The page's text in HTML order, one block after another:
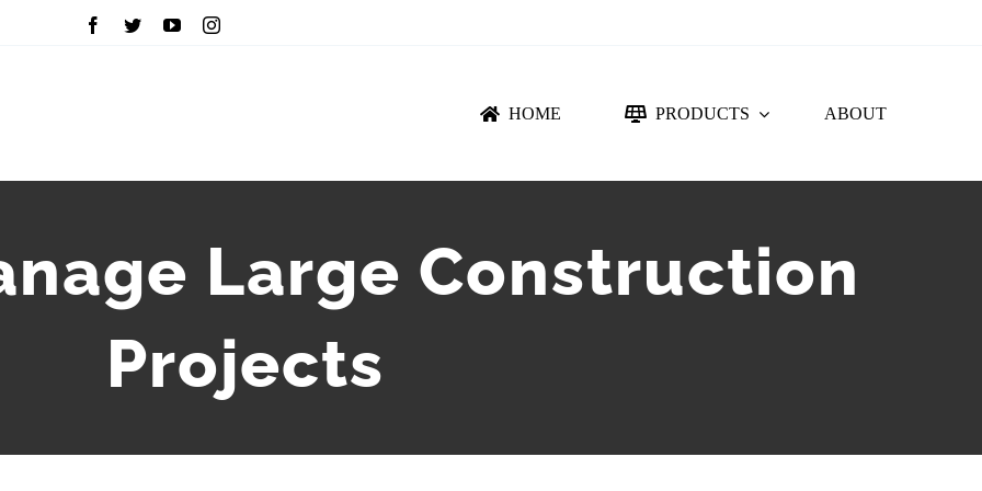
HOME PRODUCTS
GROWATT
CONNECTORS
ABOUT
Large Construction
Projects